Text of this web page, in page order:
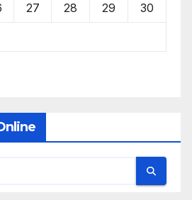
27 28 29 30